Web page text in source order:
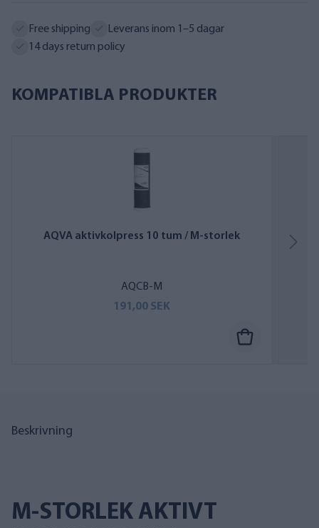
Free shipping
Leverans inom 1–5 dagar
14 days return policy
KOMPATIBLA PRODUKTER
AQVA aktivkolpress 10 tum / M-storlek
AQCB-M
191,00 SEK
Beskrivning
M-STORLEK AKTIVT